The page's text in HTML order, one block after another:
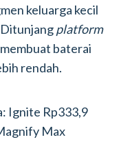
keluarga kecil
platform
baterai
rendah.
Ignite Rp333,9
Max